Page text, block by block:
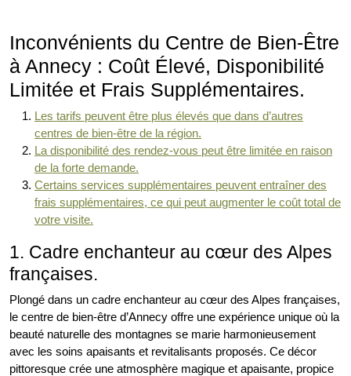
Inconvénients du Centre de Bien-Être
à Annecy : Coût Élevé, Disponibilité
Limitée et Frais Supplémentaires.
Les tarifs peuvent être plus élevés que dans d’autres
centres de bien-être de la région.
La disponibilité des rendez-vous peut être limitée en raison
de la forte demande.
Certains services supplémentaires peuvent entraîner des
frais supplémentaires, ce qui peut augmenter le coût total de
votre visite.
1. Cadre enchanteur au cœur des Alpes
françaises.
Plongé dans un cadre enchanteur au cœur des Alpes françaises,
le centre de bien-être d’Annecy offre une expérience unique où la
beauté naturelle des montagnes se marie harmonieusement
avec les soins apaisants et revitalisants proposés. Ce décor
pittoresque crée une atmosphère magique et apaisante, propice